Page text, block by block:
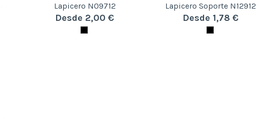
Lapicero N09712
Desde 2,00 €
Lapicero Soporte N12912
Desde 1,78 €